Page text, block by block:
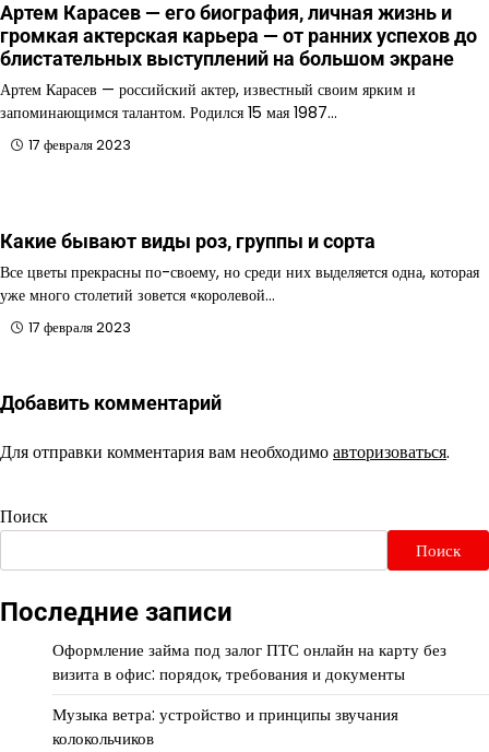
Артем Карасев — его биография, личная жизнь и
громкая актерская карьера — от ранних успехов до
блистательных выступлений на большом экране
Артем Карасев — российский актер, известный своим ярким и
запоминающимся талантом. Родился 15 мая 1987…
17 февраля 2023
Какие бывают виды роз, группы и сорта
Все цветы прекрасны по-своему, но среди них выделяется одна, которая
уже много столетий зовется «королевой…
17 февраля 2023
Добавить комментарий
Для отправки комментария вам необходимоавторизоваться.
Поиск
Поиск
Последние записи
Оформление займа под залог ПТС онлайн на карту без
визита в офис: порядок, требования и документы
Музыка ветра: устройство и принципы звучания
колокольчиков